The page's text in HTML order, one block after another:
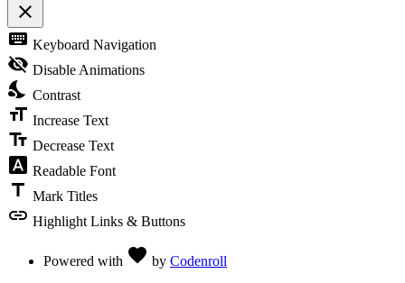
close
Toggle
the
visibility
of
Accessibility
Toolbar
keyboard Keyboard Navigation
visibility_off Disable Animations
nights_stay Contrast
format_size Increase Text
text_fields Decrease Text
font_download Readable Font
title Mark Titles
link Highlight Links & Buttons
Powered with favorite by Codenroll